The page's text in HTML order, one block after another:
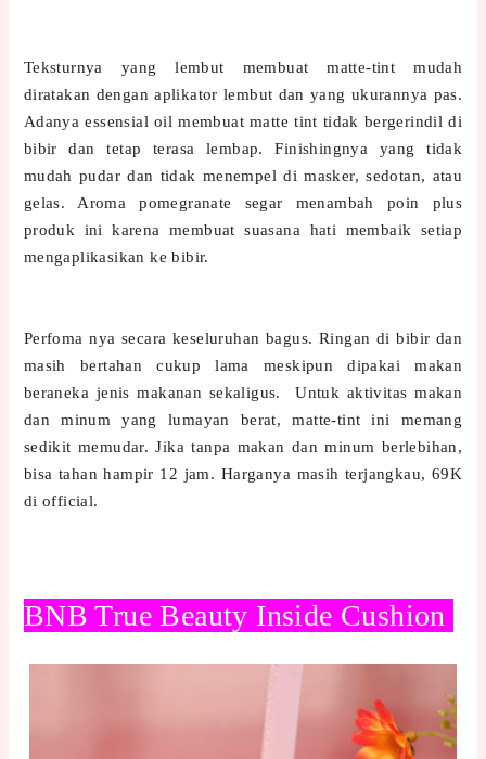
Teksturnya yang lembut membuat matte-tint mudah
diratakan dengan aplikator lembut dan yang ukurannya pas.
Adanya essensial oil membuat matte tint tidak bergerindil di
bibir dan tetap terasa lembap. Finishingnya yang tidak
mudah pudar dan tidak menempel di masker, sedotan, atau
gelas. Aroma pomegranate segar menambah poin plus
produk ini karena membuat suasana hati membaik setiap
mengaplikasikan ke bibir.
Perfoma nya secara keseluruhan bagus. Ringan di bibir dan
masih bertahan cukup lama meskipun dipakai makan
beraneka jenis makanan sekaligus. Untuk aktivitas makan
dan minum yang lumayan berat, matte-tint ini memang
sedikit memudar. Jika tanpa makan dan minum berlebihan,
bisa tahan hampir 12 jam. Harganya masih terjangkau, 69K
di official.
BNB True Beauty Inside Cushion